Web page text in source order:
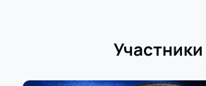
Участники